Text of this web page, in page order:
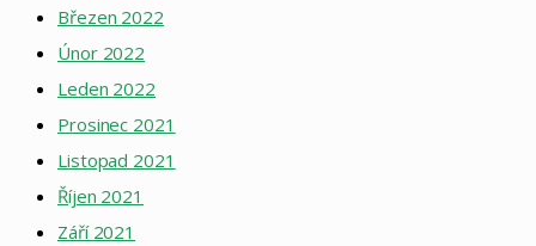
Březen 2022
Únor 2022
Leden 2022
Prosinec 2021
Listopad 2021
Říjen 2021
Září 2021